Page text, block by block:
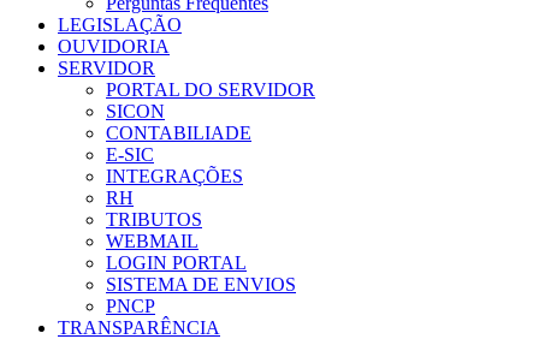
LEGISLAÇÃO
OUVIDORIA
SERVIDOR
PORTAL DO SERVIDOR
SICON
CONTABILIADE
E-SIC
INTEGRAÇÕES
RH
TRIBUTOS
WEBMAIL
LOGIN PORTAL
SISTEMA DE ENVIOS
PNCP
TRANSPARÊNCIA